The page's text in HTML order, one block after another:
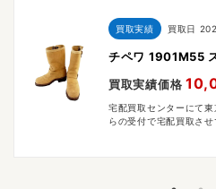
買取実績 買取日
チペワ 1901M55
買取実績価格
宅配買取センターにて
らの受付で宅配買取させ